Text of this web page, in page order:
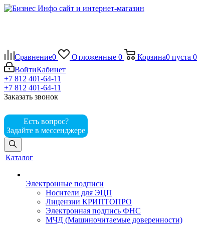
Сравнение0 Отложенные 0 Корзина0 пуста 0
ВойтиКабинет
+7 812 401-64-11
+7 812 401-64-11
Заказать звонок
Есть вопрос?
Задайте в мессенджере
Каталог
Электронные подписи
Носители для ЭЦП
Лицензии КРИПТОПРО
Электронная подпись ФНС
МЧД (Машиночитаемые доверенности)